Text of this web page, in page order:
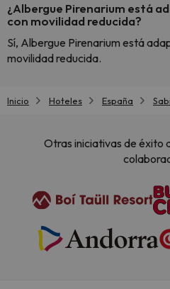
¿Albergue Pirenarium está
con movilidad reducida?
Sí, Albergue Pirenarium está
movilidad reducida.
Inicio Hoteles España
Otras iniciativas de éxito